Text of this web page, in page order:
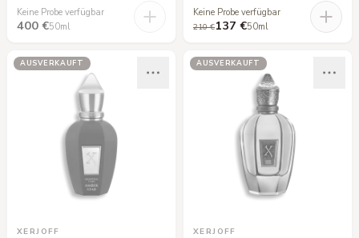
Keine Probe verfügbar
400 €50ml
Keine Probe verfügbar
210 €137 €50ml
AUSVERKAUFT
XERJOFF
AUSVERKAUFT
XERJOFF